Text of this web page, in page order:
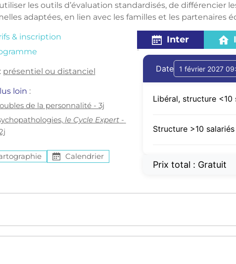
les outils d’évaluation standardisés, de
adaptées, en lien avec les familles et les partenaires
& inscription
: présentiel ou distanciel
loin :
de la personnalité - 3j
le Cycle Expert -
Calendrier
Inter
Date
Libéral, structure <10
Structure >10 salariés
Prix total : 0,00 €
TDAH , trouble déficit d’attention